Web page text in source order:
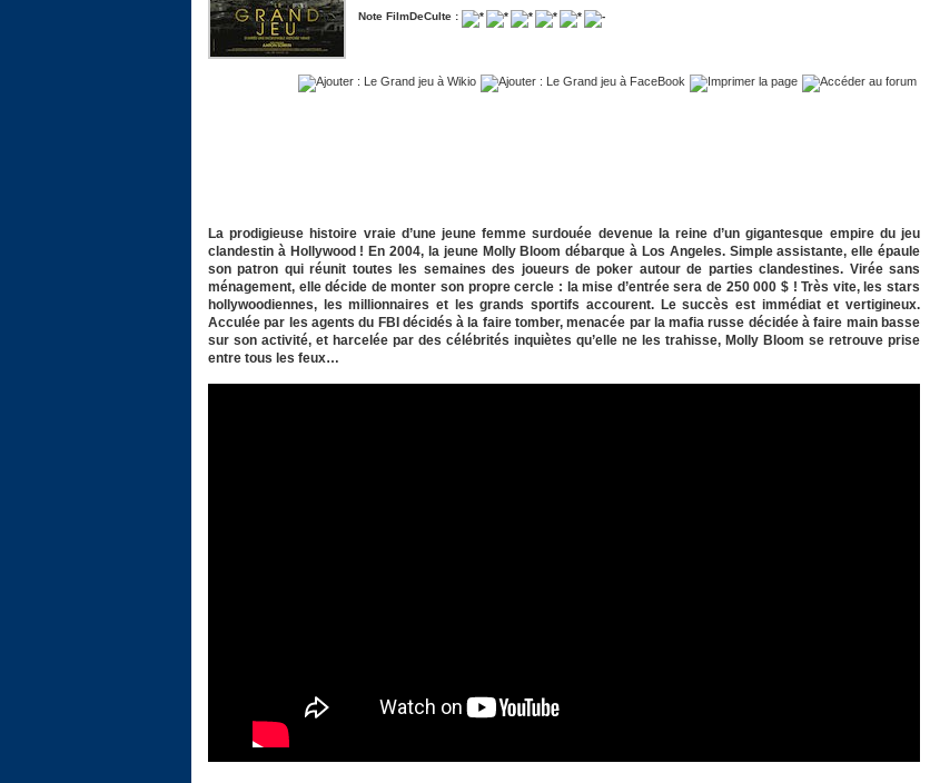
Note FilmDeCulte :
La prodigieuse histoire vraie d’une jeune femme surdouée devenue la reine d’un gigantesque empire du jeu
clandestin à Hollywood ! En 2004, la jeune Molly Bloom débarque à Los Angeles. Simple assistante, elle épaule
son patron qui réunit toutes les semaines des joueurs de poker autour de parties clandestines. Virée sans
ménagement, elle décide de monter son propre cercle : la mise d’entrée sera de 250 000 $ ! Très vite, les stars
hollywoodiennes, les millionnaires et les grands sportifs accourent. Le succès est immédiat et vertigineux.
Acculée par les agents du FBI décidés à la faire tomber, menacée par la mafia russe décidée à faire main basse
sur son activité, et harcelée par des célébrités inquiètes qu’elle ne les trahisse, Molly Bloom se retrouve prise
entre tous les feux…